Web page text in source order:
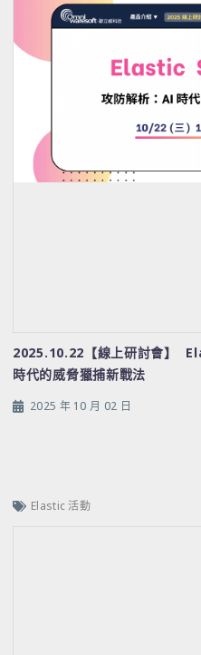
2025.10.22【線上研討會】
時代的威脅獵捕新戰法
2025 年 10 月 02 日
Elastic 活動